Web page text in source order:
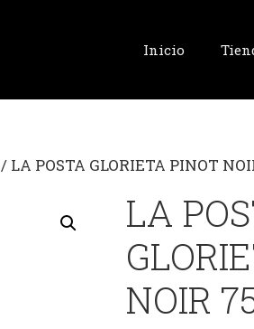
Inicio
/ LA POSTA GLORIETA PINOT
LA
NOIR